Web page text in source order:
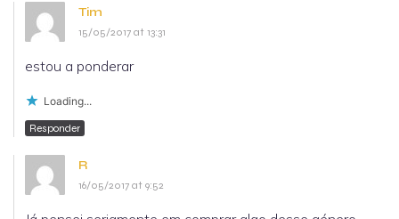
Tim
15/05/2017 at 13:31
estou a ponderar
Loading...
Responder
R
16/05/2017 at 9:52